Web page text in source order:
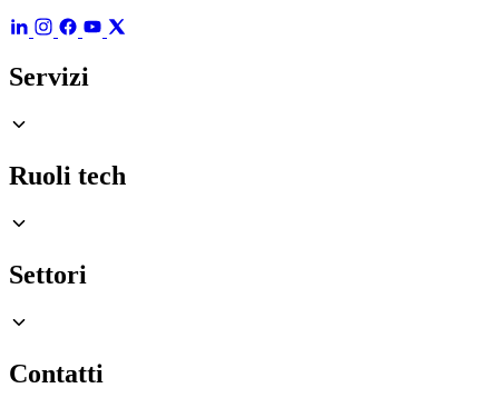
Servizi
Ruoli tech
Settori
Contatti